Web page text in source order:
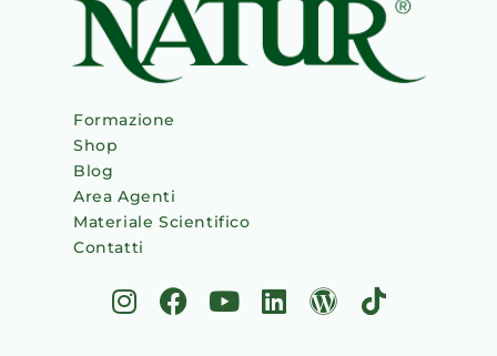
Formazione
Shop
Blog
Area Agenti
Materiale Scientifico
Contatti
I
n
F
a
Y
o
L
i
W
o
T
i